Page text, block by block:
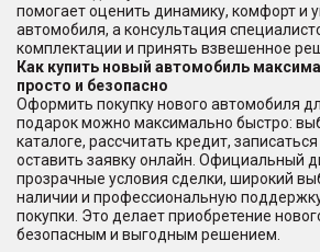
помогает оценить динамику, комфорт и
автомобиля, а консультация
комплектации и принять взвешенное
Как купить новый автомобиль
просто и безопасно
Оформить покупку нового автомобиля
подарок можно максимально быстро:
каталоге, рассчитать кредит,
оставить заявку онлайн. Официальный
прозрачные условия сделки, широкий
наличии и профессиональную
покупки. Это делает приобретение
безопасным и выгодным решением.